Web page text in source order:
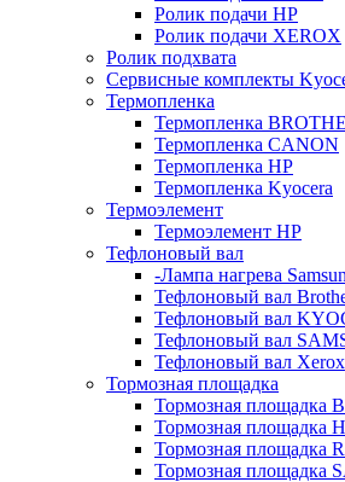
Ролик подачи HP
Ролик подачи XEROX
Ролик подхвата
Сервисные комплекты
Термопленка
Термопленка
Термопленка CANON
Термопленка HP
Термопленка Kyocera
Термоэлемент
Термоэлемент НР
Тефлоновый вал
-Лампа нагрева
Тефлоновый вал
Тефлоновый вал
Тефлоновый вал
Тефлоновый вал Xerox
Тормозная площадка
Тормозная площадка
Тормозная площадка
Тормозная площадка
Тормозная площадка